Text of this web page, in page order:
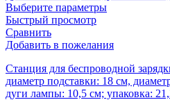
Выберите параметры
Быстрый просмотр
Сравнить
Добавить в пожелания
Cтанция для беспроводной
диаметр подставки: 18 см,
дуги лампы: 10,5 см; упаковка: